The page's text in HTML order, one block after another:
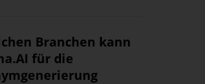
Branchen kann
für die